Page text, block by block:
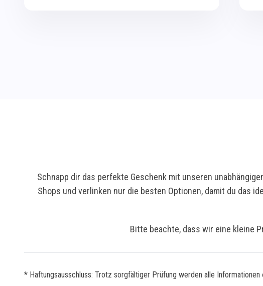
Schnapp dir das perfekte Geschenk mit unseren
Shops und verlinken nur die besten Optionen, damit du das
Bitte beachte, dass wir eine kleine
* Haftungsausschluss: Trotz sorgfältiger Prüfung werden alle Informationen